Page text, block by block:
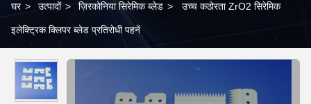
घर > उत्पादों > ज़िरकोनिया सिरेमिक ब्लेड > उच्च कठोरता ZrO2 सिरेमिक
इलेक्ट्रिक क्लिपर ब्लेड प्रतिरोधी पहनें